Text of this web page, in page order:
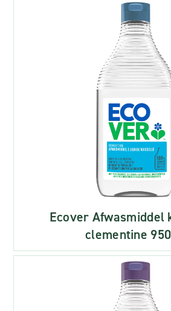
Ecover Afwasmiddel
clementine